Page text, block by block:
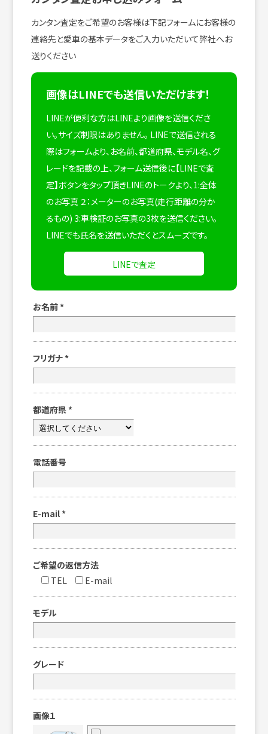
カンタン査定をご希望のお客様は下記フォームにお客様の
連絡先と愛車の基本データをご入力いただいて弊社へお
送りください
画像はLINEでも送信いただけます！
LINEが便利な方はLINEより画像を送信くださ
い。サイズ制限はありません。 LINEで送信される
際はフォームより、お名前、都道府県、モデル名、グ
レードを記載の上、フォーム送信後に【LINEで査
定】ボタンをタップ頂きLINEのトークより、1:全体
のお写真 ２：メーターのお写真(走行距離の分か
るもの) 3:車検証のお写真の3枚を送信ください。
LINEでも氏名を送信いただくとスムーズです。
LINEで査定
お名前 *
フリガナ *
都道府県 *
電話番号
E-mail *
ご希望の返信方法
TEL
E-mail
モデル
グレード
画像１